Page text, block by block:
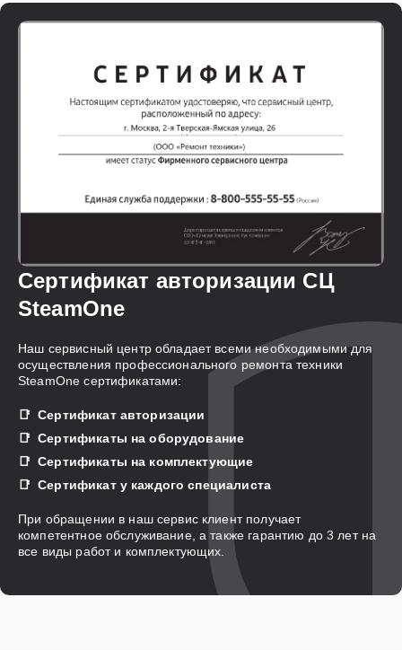
Сертификат авторизации СЦ
SteamOne
Наш сервисный центр обладает всеми необходимыми для
осуществления профессионального ремонта техники
SteamOne сертификатами:
Сертификат авторизации
Сертификаты на оборудование
Сертификаты на комплектующие
Сертификат у каждого специалиста
При обращении в наш сервис клиент получает
компетентное обслуживание, а также гарантию до 3 лет на
все виды работ и комплектующих.